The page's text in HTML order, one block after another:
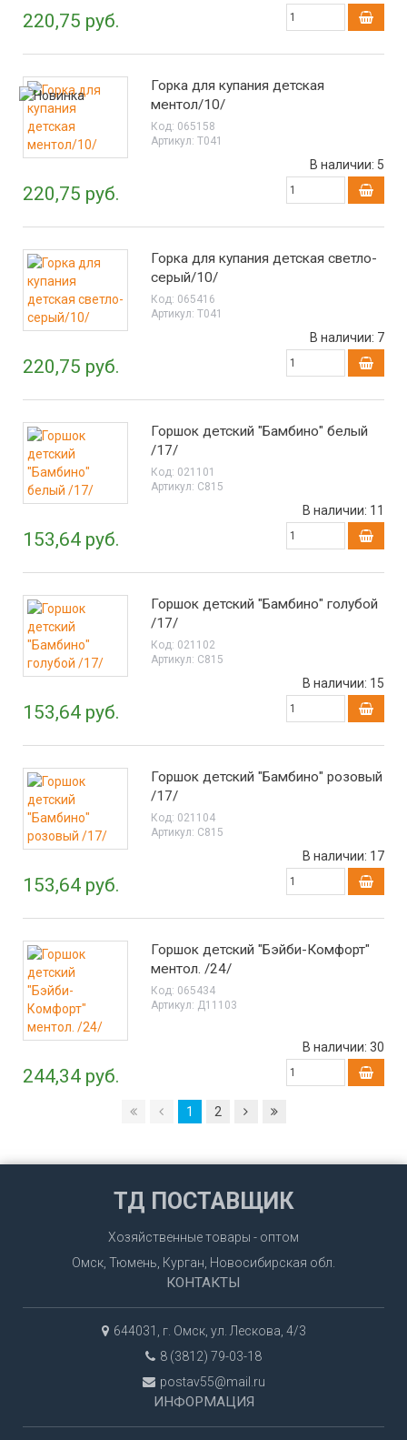
220,75 руб.
Горка для купания детская
ментол/10/
Код: 065158
Артикул: Т041
220,75 руб.
В наличии: 5
Горка для купания детская светло-
серый/10/
Код: 065416
Артикул: Т041
220,75 руб.
В наличии: 7
Горшок детский "Бамбино" белый
/17/
Код: 021101
Артикул: С815
153,64 руб.
В наличии: 11
Горшок детский "Бамбино" голубой
/17/
Код: 021102
Артикул: С815
153,64 руб.
В наличии: 15
Горшок детский "Бамбино" розовый
/17/
Код: 021104
Артикул: С815
153,64 руб.
В наличии: 17
Горшок детский "Бэйби-Комфорт"
ментол. /24/
Код: 065434
Артикул: Д11103
244,34 руб.
В наличии: 30
1 2
ТД ПОСТАВЩИК
Хозяйственные товары - оптом
Омск, Тюмень, Курган, Новосибирская обл.
КОНТАКТЫ
644031, г. Омск, ул. Лескова, 4/3
8 (3812) 79-03-18
postav55@mail.ru
ИНФОРМАЦИЯ